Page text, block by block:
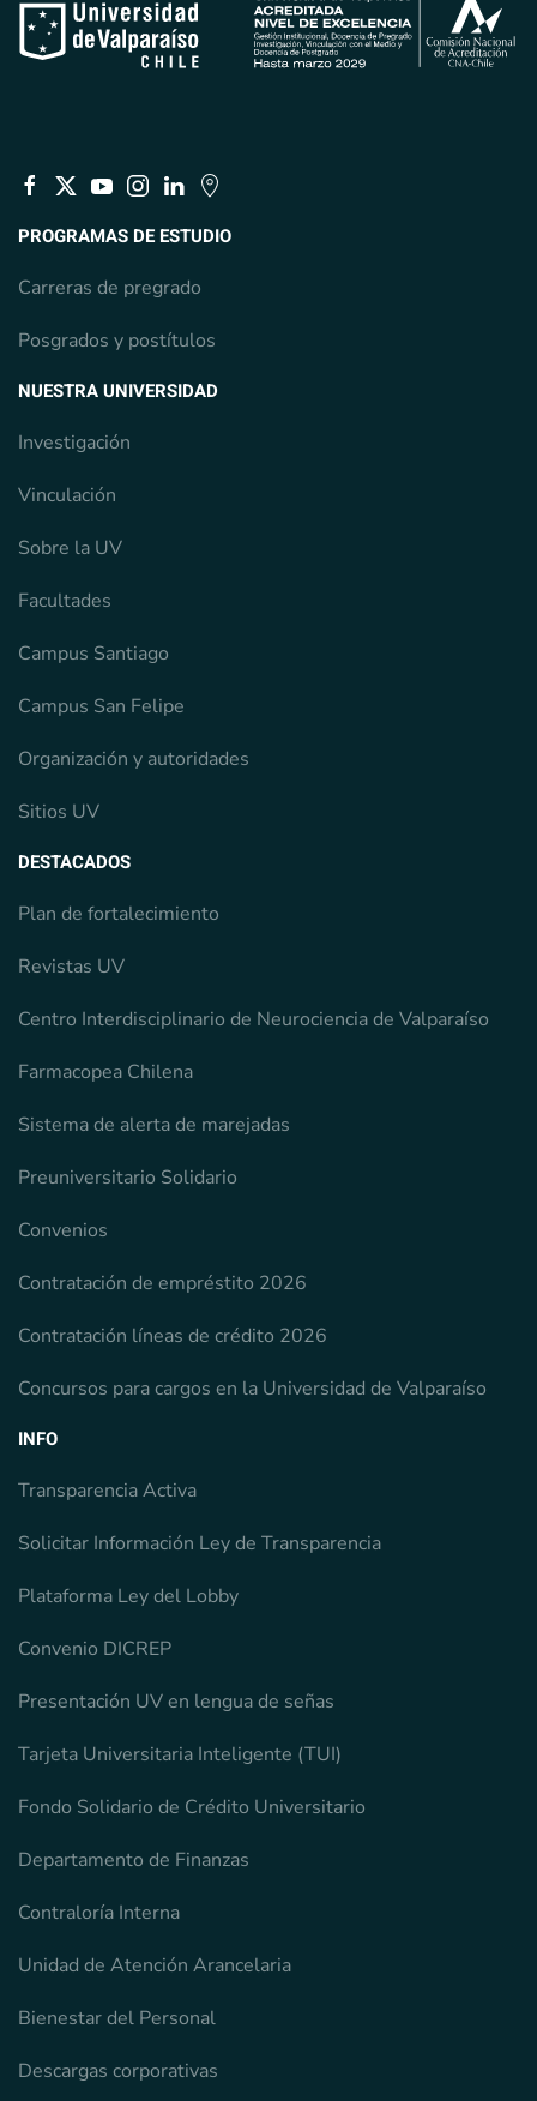
PROGRAMAS DE ESTUDIO
Carreras de pregrado
Posgrados y postítulos
NUESTRA UNIVERSIDAD
Investigación
Vinculación
Sobre la UV
Facultades
Campus Santiago
Campus San Felipe
Organización y autoridades
Sitios UV
DESTACADOS
Plan de fortalecimiento
Revistas UV
Centro Interdisciplinario de Neurociencia de Valparaíso
Farmacopea Chilena
Sistema de alerta de marejadas
Preuniversitario Solidario
Convenios
Contratación de empréstito 2026
Contratación líneas de crédito 2026
Concursos para cargos en la Universidad de Valparaíso
INFO
Transparencia Activa
Solicitar Información Ley de Transparencia
Plataforma Ley del Lobby
Convenio DICREP
Presentación UV en lengua de señas
Tarjeta Universitaria Inteligente (TUI)
Fondo Solidario de Crédito Universitario
Departamento de Finanzas
Contraloría Interna
Unidad de Atención Arancelaria
Bienestar del Personal
Descargas corporativas